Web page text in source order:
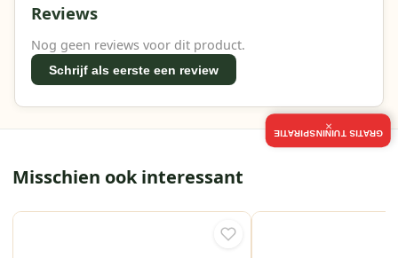
Reviews
Nog geen reviews voor dit product.
Schrijf als eerste een review
Misschien ook interessant
GRATIS TUININSPIRATIE
×